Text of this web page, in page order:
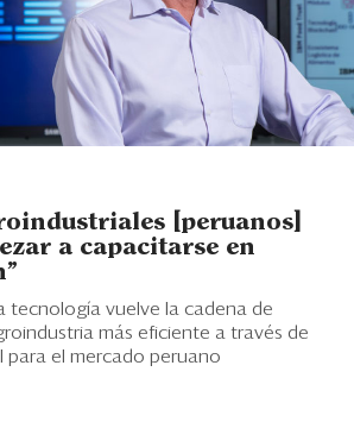
[peruanos]
a capacitarse en
tecnología vuelve la cadena de
más eficiente a través de
para el mercado peruano